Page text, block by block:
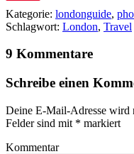
Kategorie: londonguide,
Schlagwort: London, Travel
9 Kommentare
Schreibe einen
Deine E-Mail-Adresse wird
Felder sind mit * markiert
Kommentar